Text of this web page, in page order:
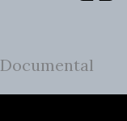
Documental